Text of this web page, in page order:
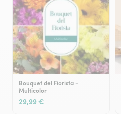
Bouquet del Fiorista -
Multicolor
29,99 €